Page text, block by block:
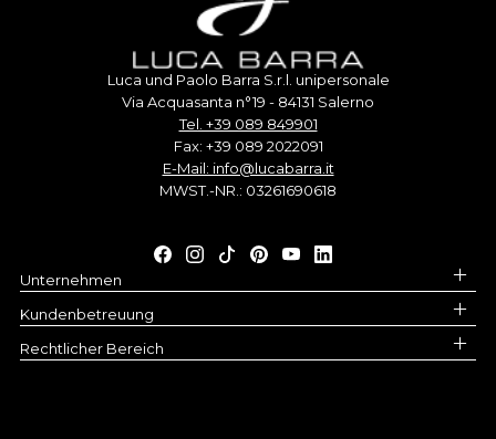
Luca und Paolo Barra S.r.l. unipersonale
Via Acquasanta n°19 - 84131 Salerno
Tel. +39 089 849901
Fax: +39 089 2022091
E-Mail: info@lucabarra.it
MWST.-NR.: 03261690618
Unternehmen
Kundenbetreuung
Rechtlicher Bereich